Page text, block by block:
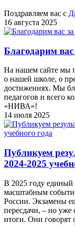
Поздравляем вас с
16 августа 2025
Благодарим
На нашем сайте мы
о нашей школе, о
достижениях. Мы
педагогов и всего
«НИВА»!
14 июля 2025
Публикуем
2024-2025
В 2025 году единый
масштабным
России. Экзамены
пересдачи, – но уже
итоги. Они говорят